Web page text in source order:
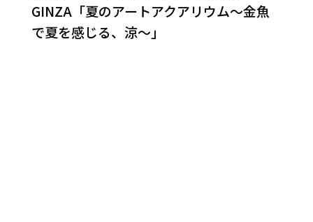
GINZA「夏のアートアクアリウム～金魚
で夏を感じる、涼～」